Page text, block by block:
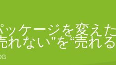
ケージを変え
れない”を“売れ